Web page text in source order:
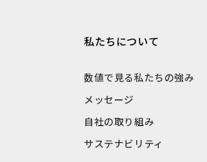
私たちについて
数値で見る私たちの強み
メッセージ
自社の取り組み
サステナビリティ